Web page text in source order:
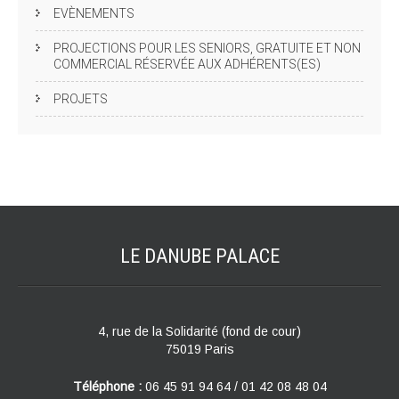
EVÈNEMENTS
PROJECTIONS POUR LES SENIORS, GRATUITE ET NON
COMMERCIAL RÉSERVÉE AUX ADHÉRENTS(ES)
PROJETS
LE DANUBE PALACE
4, rue de la Solidarité (fond de cour)
75019 Paris
Téléphone : 06 45 91 94 64 / 01 42 08 48 04